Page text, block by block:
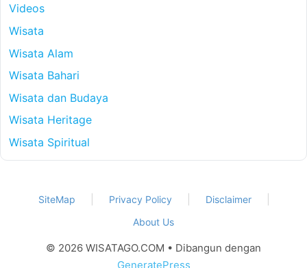
Videos
Wisata
Wisata Alam
Wisata Bahari
Wisata dan Budaya
Wisata Heritage
Wisata Spiritual
SiteMap Privacy Policy
Disclaimer
About Us
© 2026 WISATAGO.COM • Dibangun dengan
GeneratePress